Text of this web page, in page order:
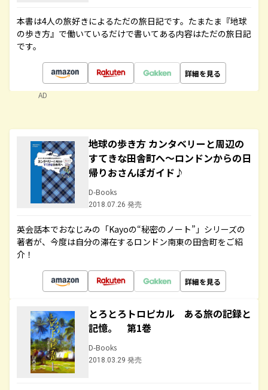
本書は4人の旅好きによるただの旅日記です。たまたま『地球
の歩き方』で働いているだけで書いてある内容はただの旅日記
です。
詳細を見る
AD
地球の歩き方 カンタベリーと周辺の
すてきな田舎町へ～ロンドンからの日
帰りおさんぽガイド♪
D-Books
2018.07.26 発売
英会話本でおなじみの「Kayoの“秘密のノート”」シリーズの
著者が、今度は自分の滞在するロンドン南東の田舎町をご紹
介！
詳細を見る
とろとろトロピカル ある旅の記録と
記憶。 第1巻
D-Books
2018.03.29 発売